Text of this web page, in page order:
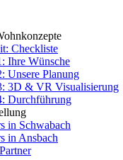
Checkliste
Ihre Wünsche
Unsere Planung
3D & VR Visualisierung
Durchführung
in Schwabach
in Ansbach